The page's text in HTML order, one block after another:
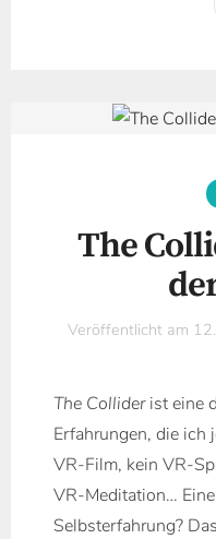
The
Veröffentlicht am
The Colliderist eine
Erfahrungen, die ich
VR-Film, kein VR-
VR-Meditation…
Selbsterfahrung?